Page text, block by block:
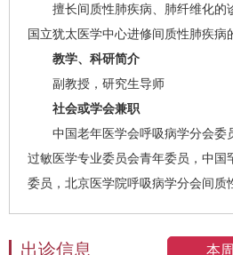
擅长间质性肺疾病、肺纤维化的
国立犹太医学中心进修间质性肺疾病
教学、科研简介
副教授，研究生导师
社会或学会兼职
中国老年医学会呼吸病学分会委
过敏医学专业委员会青年委员，中国
委员，北京医学院呼吸病学分会间质
本周
出诊信息